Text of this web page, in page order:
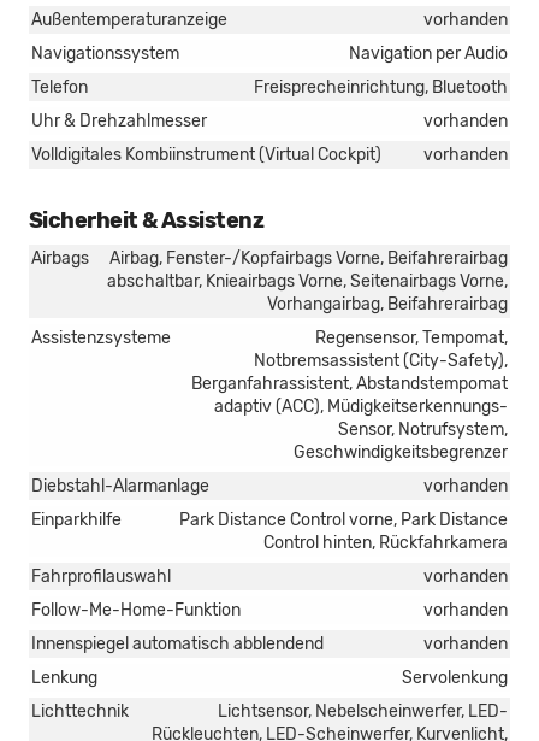
Außentemperaturanzeige
vorhanden
Navigationssystem
Navigation per Audio
Telefon
Freisprecheinrichtung, Bluetooth
Uhr & Drehzahlmesser
vorhanden
Volldigitales Kombiinstrument (Virtual Cockpit)
vorhanden
Sicherheit & Assistenz
Airbags
Airbag, Fenster-/Kopfairbags Vorne, Beifahrerairbag
abschaltbar, Knieairbags Vorne, Seitenairbags Vorne,
Vorhangairbag, Beifahrerairbag
Assistenzsysteme
Regensensor, Tempomat,
Notbremsassistent (City-Safety),
Berganfahrassistent, Abstandstempomat
adaptiv (ACC), Müdigkeitserkennungs-
Sensor, Notrufsystem,
Geschwindigkeitsbegrenzer
Diebstahl-Alarmanlage
vorhanden
Einparkhilfe
Park Distance Control vorne, Park Distance
Control hinten, Rückfahrkamera
Fahrprofilauswahl
vorhanden
Follow-Me-Home-Funktion
vorhanden
Innenspiegel automatisch abblendend
vorhanden
Lenkung
Servolenkung
Lichttechnik
Lichtsensor, Nebelscheinwerfer, LED-
Rückleuchten, LED-Scheinwerfer, Kurvenlicht,